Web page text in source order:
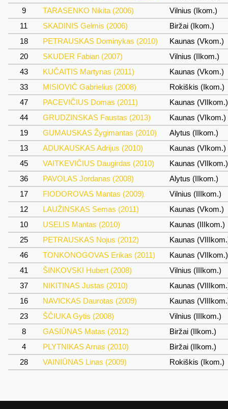
9
TARASENKO Nikita (2006)
Vilnius (Ikom.)
11
SKADINIS Gelmis (2006)
Biržai (Ikom.)
18
PETRAUSKAS Dominykas (2010)
Kaunas (Vkom.)
20
SKUDER Fabian (2007)
Vilnius (IIkom.)
43
KUČAITIS Martynas (2011)
Kaunas (Vkom.)
33
MISIOVIČ Gabrielius (2008)
Rokiškis (Ikom.)
47
PACEVIČIUS Domas (2011)
Kaunas
44
GRUDZINSKAS Faustas (2013)
Kaunas (VIkom.)
19
GUMAUSKAS Žygimantas (2010)
Alytus (IIkom.)
13
ADUKAUSKAS Adrijus (2010)
Kaunas (VIkom.)
45
VAITKEVIČIUS Daugirdas (2010)
Kaunas
36
PAVOLAS Jordanas (2008)
Alytus (IIkom.)
17
FIODOROVAS Mantas (2009)
Vilnius (IIIkom.)
12
LAUŽINSKAS Semas (2011)
Kaunas (Vkom.)
10
USELIS Mantas (2010)
Kaunas (IIIkom.)
25
PETRAUSKAS Nojus (2012)
Kaunas
46
TONKONOGOVAS Erikas (2011)
Kaunas
41
ŠINKOVSKI Hubert (2008)
Vilnius (IIIkom.)
37
NIKITINAS Justas (2010)
Kaunas
16
NAVICKAS Daurotas (2009)
Kaunas
23
ŠČIUKA Gytis (2008)
Vilnius (IIIkom.)
8
GASIŪNAS Matas (2012)
Biržai (IIkom.)
4
PLYTNIKAS Arnas (2010)
Biržai (IIkom.)
28
VAINIŪNAS Linas (2009) Rokiškis (Ikom.)